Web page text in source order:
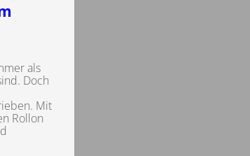
als
Doch
Mit
Rollon